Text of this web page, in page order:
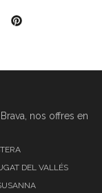
nos offres en
DEL VALLÉS